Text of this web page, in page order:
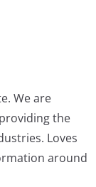
We are
the
Loves
around